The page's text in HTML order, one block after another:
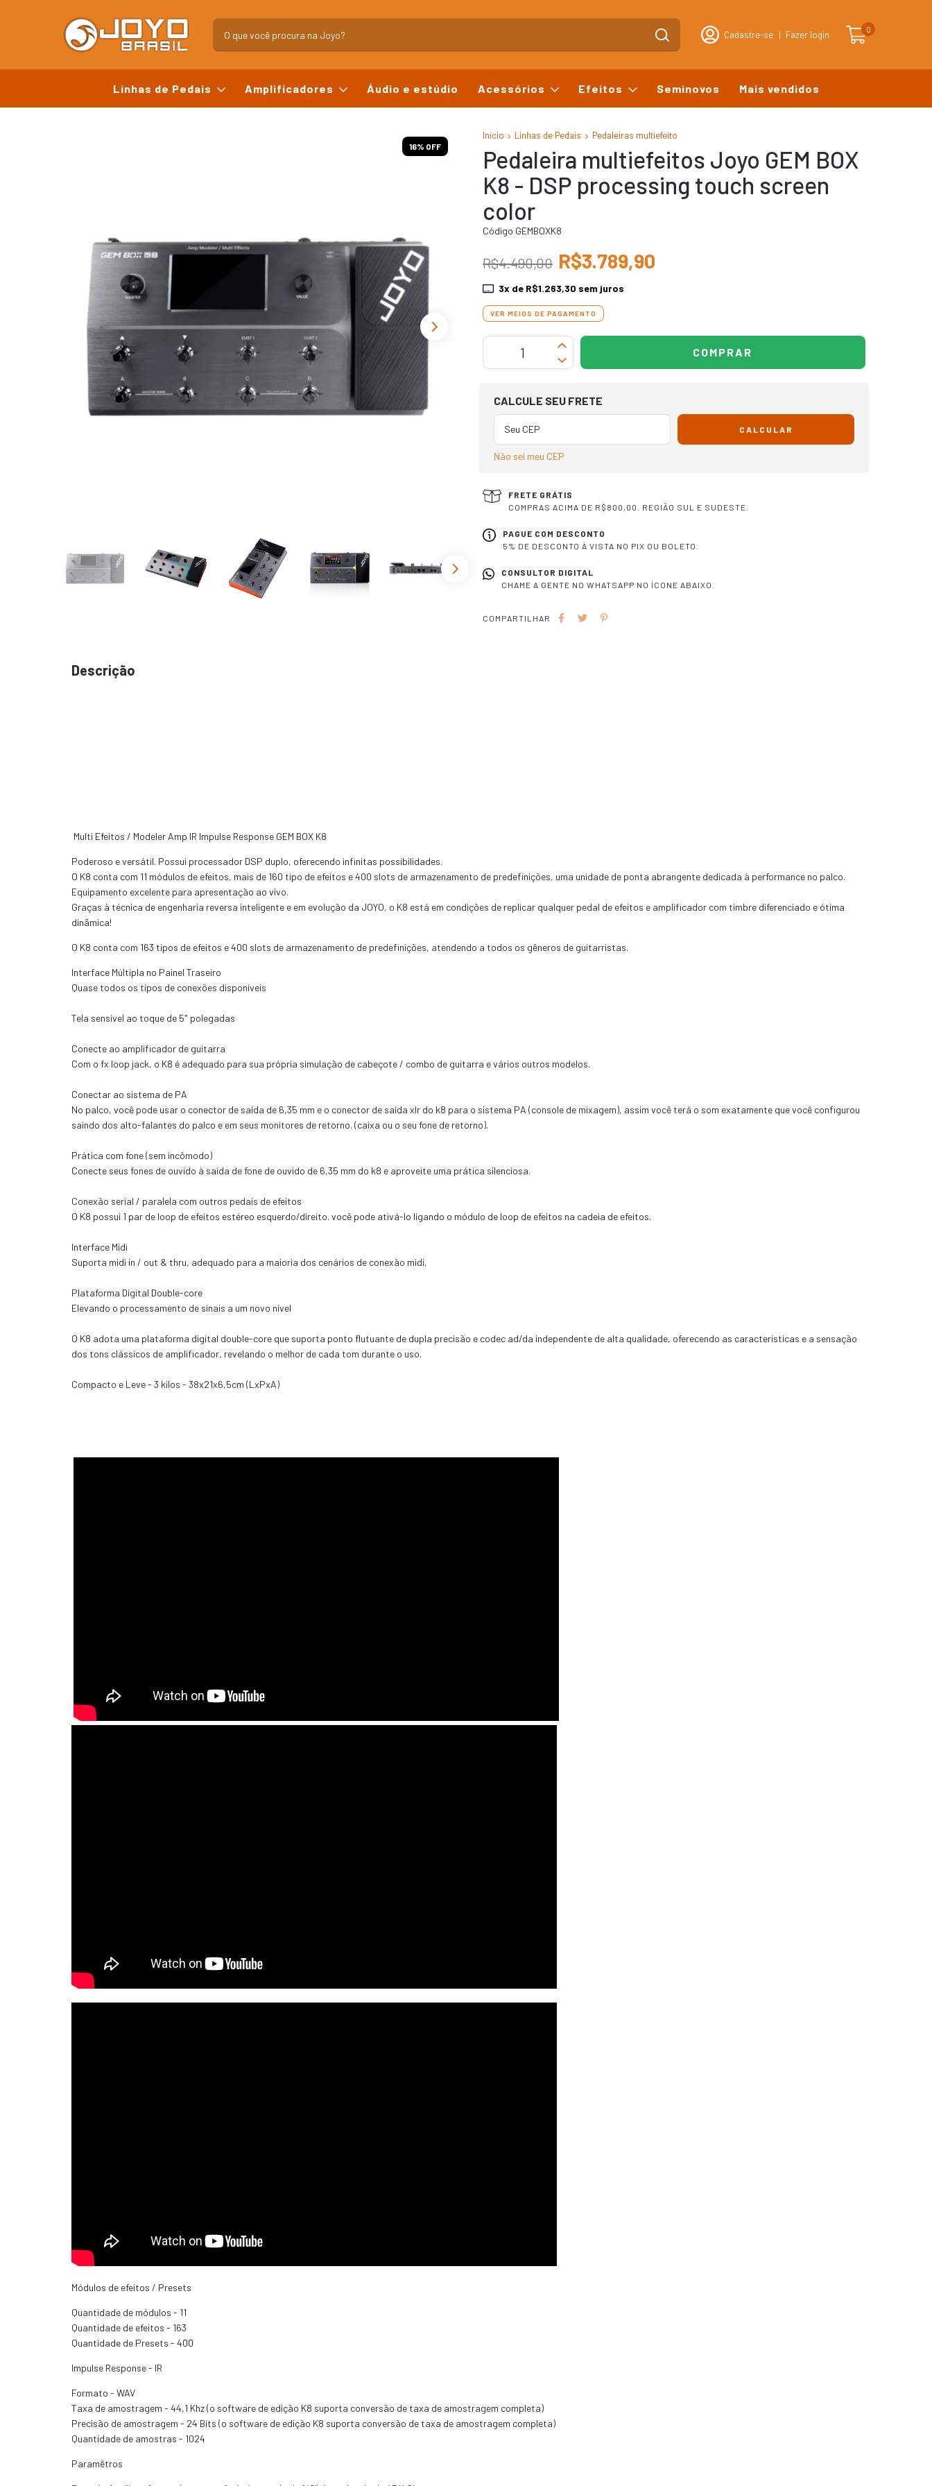
Cadastre-se | Fazer login 0
Linhas de Pedais Amplificadores Áudio e estúdio Acessórios Efeitos Seminovos Mais vendidos
16% OFF
Início Linhas de Pedais Pedaleiras multiefeito
Pedaleira multiefeitos Joyo GEM BOX
K8 - DSP processing touch screen
color
Código GEMBOXK8
R$4.490,00 R$3.789,90
3x de R$1.263,30 sem juros
VER MEIOS DE PAGAMENTO
OPÇÕES DE FRETE
CALCULE SEU FRETE
CALCULAR
Não sei meu CEP
FRETE GRÁTIS
COMPRAS ACIMA DE R$800,00. REGIÃO SUL E SUDESTE.
PAGUE COM DESCONTO
5% DE DESCONTO À VISTA NO PIX OU BOLETO.
CONSULTOR DIGITAL
CHAME A GENTE NO WHATSAPP NO ÍCONE ABAIXO.
COMPARTILHAR
Descrição
Multi Efeitos / Modeler Amp IR Impulse Response GEM BOX K8
Poderoso e versátil. Possui processador DSP duplo, oferecendo infinitas possibilidades.
O K8 conta com 11 módulos de efeitos, mais de 160 tipo de efeitos e 400 slots de armazenamento de predefinições, uma unidade de ponta abrangente dedicada à performance no palco.
Equipamento excelente para apresentação ao vivo.
Graças à técnica de engenharia reversa inteligente e em evolução da JOYO, o K8 está em condições de replicar qualquer pedal de efeitos e amplificador com timbre diferenciado e ótima
dinâmica!
O K8 conta com 163 tipos de efeitos e 400 slots de armazenamento de predefinições, atendendo a todos os gêneros de guitarristas.
Interface Múltipla no Painel Traseiro
Quase todos os tipos de conexões disponíveis
Tela sensível ao toque de 5" polegadas
Conecte ao amplificador de guitarra
Com o fx loop jack, o K8 é adequado para sua própria simulação de cabeçote / combo de guitarra e vários outros modelos.
Conectar ao sistema de PA
No palco, você pode usar o conector de saída de 6,35 mm e o conector de saída xlr do k8 para o sistema PA (console de mixagem), assim você terá o som exatamente que você configurou
saindo dos alto-falantes do palco e em seus monitores de retorno. (caixa ou o seu fone de retorno).
Prática com fone (sem incômodo)
Conecte seus fones de ouvido à saída de fone de ouvido de 6,35 mm do k8 e aproveite uma prática silenciosa.
Conexão serial / paralela com outros pedais de efeitos
O K8 possui 1 par de loop de efeitos estéreo esquerdo/direito. você pode ativá-lo ligando o módulo de loop de efeitos na cadeia de efeitos.
Interface Midi
Suporta midi in / out & thru, adequado para a maioria dos cenários de conexão midi.
Plataforma Digital Double-core
Elevando o processamento de sinais a um novo nível
O K8 adota uma plataforma digital double-core que suporta ponto flutuante de dupla precisão e codec ad/da independente de alta qualidade, oferecendo as características e a sensação
dos tons clássicos de amplificador, revelando o melhor de cada tom durante o uso.
Compacto e Leve - 3 kilos - 38x21x6,5cm (LxPxA)
Módulos de efeitos / Presets
Quantidade de módulos - 11
Quantidade de efeitos - 163
Quantidade de Presets - 400
Impulse Response - IR
Formato - WAV
Taxa de amostragem - 44,1 Khz (o software de edição K8 suporta conversão de taxa de amostragem completa)
Precisão de amostragem - 24 Bits (o software de edição K8 suporta conversão de taxa de amostragem completa)
Quantidade de amostras - 1024
Paramêtros